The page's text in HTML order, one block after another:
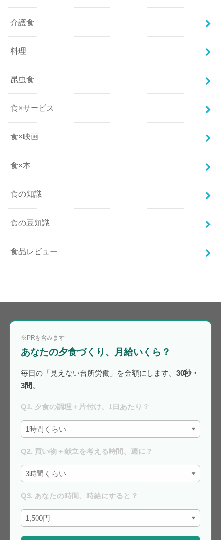
介護食
料理
昆虫食
食×サービス
食×映画
食×本
食の知識
食の豆知識
食品レビュー
※PRを含みます
あなたの夕食づくり、月給いくら？
毎日の「見えない台所労働」を金額にします。30秒・
3問 。
Q1. 夕食の調理＋片付け、1日あたり？
Q2. 買い物＋献立を考える時間、週に？
Q3. あなたの時間、時給にすると？